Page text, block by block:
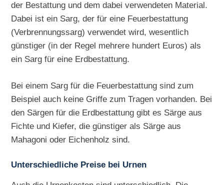
der Bestattung und dem dabei verwendeten Material.
Dabei ist ein Sarg, der für eine Feuerbestattung
(Verbrennungssarg) verwendet wird, wesentlich
günstiger (in der Regel mehrere hundert Euros) als
ein Sarg für eine Erdbestattung.
Bei einem Sarg für die Feuerbestattung sind zum
Beispiel auch keine Griffe zum Tragen vorhanden. Bei
den Särgen für die Erdbestattung gibt es Särge aus
Fichte und Kiefer, die günstiger als Särge aus
Mahagoni oder Eichenholz sind.
Unterschiedliche Preise bei Urnen